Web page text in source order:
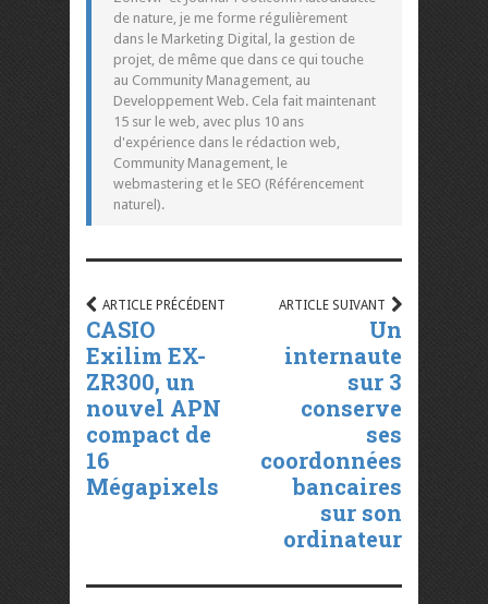
de nature, je me forme régulièrement
dans le Marketing Digital, la gestion de
projet, de même que dans ce qui touche
au Community Management, au
Developpement Web. Cela fait maintenant
15 sur le web, avec plus 10 ans
d'expérience dans le rédaction web,
Community Management, le
webmastering et le SEO (Référencement
naturel).
ARTICLE PRÉCÉDENT
CASIO
Exilim EX-
ZR300, un
nouvel APN
compact de
16
Mégapixels
ARTICLE SUIVANT
Un
internaute
sur 3
conserve
ses
coordonnées
bancaires
sur son
ordinateur